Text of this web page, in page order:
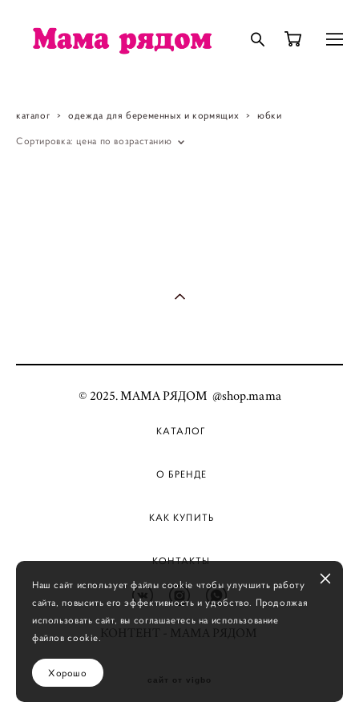
каталог > одежда для беременных и кормящих > юбки
Сортировка: цена по возрастанию
© 2025. МАМА РЯДОМ @shop.mama
КАТАЛОГ
О БРЕНДЕ
КАК КУПИТЬ
КОНТАКТЫ
КОНТЕНТ - МАМА РЯДОМ
сайт от vigbo
Наш сайт использует файлы cookie чтобы улучшить работу
сайта, повысить его эффективность и удобство. Продолжая
использовать сайт, вы соглашаетесь на использование
файлов cookie.
Хорошо